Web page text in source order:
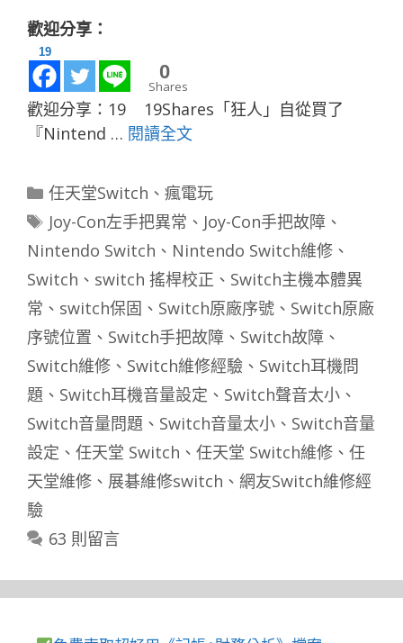
歡迎分享：
19
0
Shares
歡迎分享：19 19Shares「狂人」自從買了
『Nintend … 閱讀全文
分
類
任天堂Switch 、 瘋電玩
標
籤
Joy-Con左手把異常 、 Joy-Con手把故障、
Nintendo Switch 、 Nintendo Switch維修 、
Switch 、 switch 搖桿校正 、 Switch主機本體異
常 、 switch保固 、 Switch原廠序號 、 Switch原廠
序號位置 、 Switch手把故障 、 Switch故障 、
Switch維修 、 Switch維修經驗 、 Switch耳機問
題 、 Switch耳機音量設定 、 Switch聲音太小 、
Switch音量問題 、 Switch音量太小 、 Switch音量
設定 、 任天堂 Switch 、 任天堂 Switch維修 、 任
天堂維修 、 展碁維修switch 、 網友Switch維修經
驗
63 則留言